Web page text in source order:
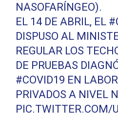
NASOFARÍNGEO).
EL 14 DE ABRIL, EL
DISPUSO AL
REGULAR LOS
DE PRUEBAS
#COVID19 EN
PRIVADOS A NIVEL
PIC.TWITTER.COM/